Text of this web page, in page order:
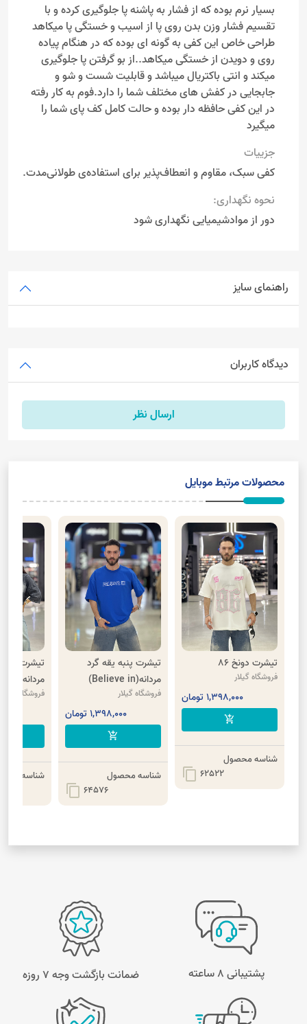
بسیار نرم بوده که از فشار به پاشنه پا جلوگیری کرده و با
تقسیم فشار وزن بدن روی پا از اسیب و خستگی پا میکاهد
طراحی خاص این کفی به گونه ای بوده که در هنگام پیاده
روی و دویدن از خستگی میکاهد..از بو گرفتن پا جلوگیری
میکند و انتی باکتریال میباشد و قابلیت شست و شو و
جابجایی در کفش های مختلف شما را دارد.فوم به کار رفته
در این کفی حافظه دار بوده و حالت کامل کف پای شما را
میگیرد
جزییات
کفی سبک، مقاوم و انعطاف‌پذیر برای استفاده‌ی طولانی‌مدت.
نحوه نگهداری:
دور از موادشیمیایی نگهداری شود
راهنمای سایز
دیدگاه کاربران
ارسال نظر
محصولات مرتبط موبایل
تیشرت دونخ 86
فروشگاه گیلار
1,398,000 تومان
add_shopping_cart
شناسه محصول
62522
content_copy
تیشرت پنبه یقه گرد
مردانه(Believe in)
فروشگاه گیلار
1,398,000 تومان
add_shopping_cart
شناسه محصول
64576
content_copy
تیشرت
مردانه
فروشگاه گیلار
شناسه
پشتیبانی 8 ساعته ضمانت بازگشت وجه ۷ روزه